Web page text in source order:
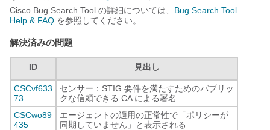
Cisco Bug Search Tool の詳細については、 Bug Search Tool
Help & FAQ を参照してください。
解決済みの問題
ID 見出し
CSCvf633
73
センサー：STIG 要件を満たすためのパブリッ
クな信頼できる CA による署名
CSCwo89
435
エージェントの適用の正常性で「ポリシーが
同期していません」と表示される